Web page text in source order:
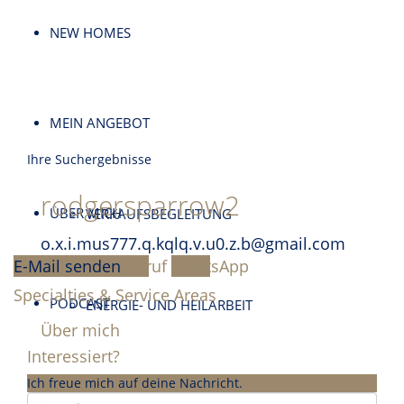
NEW HOMES
MEIN ANGEBOT
VERKAUFSBEGLEITUNG
ENERGIE- UND HEILARBEIT
ÜBER MICH
PODCAST
KONTAKT
Ihre Suchergebnisse
rodgersparrow2
o.x.i.mus777.q.kqlq.v.u0.z.b@gmail.com
E-Mail senden
Anruf
WhatsApp
Specialties & Service Areas
Über mich
Interessiert?
Ich freue mich auf deine Nachricht.